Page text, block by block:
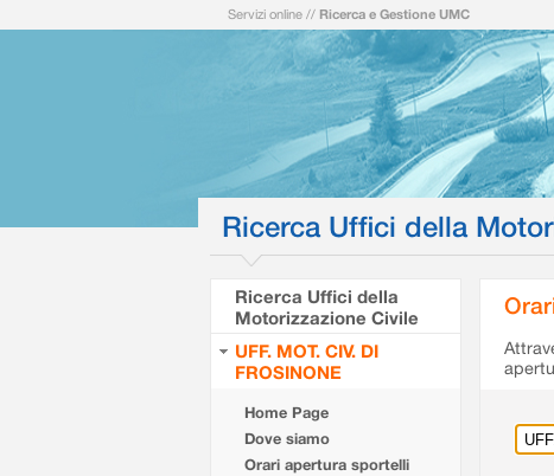
Servizi online // Ricerca e Gestione UMC
Ricerca Uffici della
Ricerca Uffici della
Motorizzazione Civile
UFF. MOT. CIV. DI
FROSINONE
Home Page
Dove siamo
Orari apertura sportelli